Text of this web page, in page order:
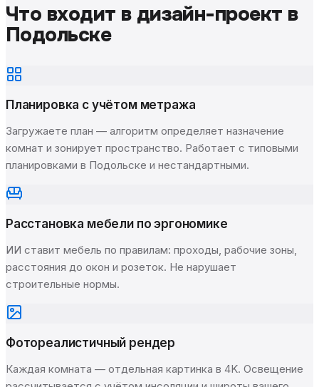
Что входит в дизайн-проект в
Подольске
Планировка с учётом метража
Загружаете план — алгоритм определяет назначение
комнат и зонирует пространство. Работает с типовыми
планировками в Подольске и нестандартными.
Расстановка мебели по эргономике
ИИ ставит мебель по правилам: проходы, рабочие зоны,
расстояния до окон и розеток. Не нарушает
строительные нормы.
Фотореалистичный рендер
Каждая комната — отдельная картинка в 4K. Освещение